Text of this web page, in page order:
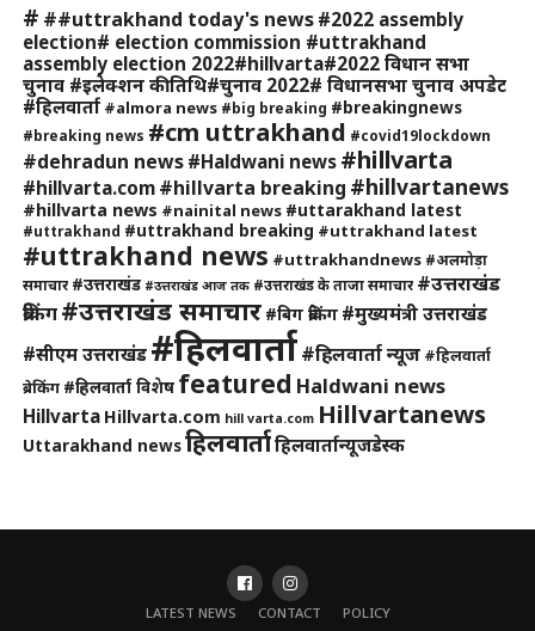
# ##uttrakhand today's news #2022 assembly
election# election commission #uttrakhand
assembly election 2022#hillvarta#2022 विधान सभा
चुनाव #इलेक्शन की तिथि#चुनाव 2022# विधानसभा चुनाव अपडेट
#हिलवार्ता #almora news #big breaking #breakingnews
#breaking news #cm uttrakhand #covid19lockdown
#dehradun news #Haldwani news #hillvarta
#hillvarta.com #hillvarta breaking #hillvartanews
#hillvarta news #nainital news #uttarakhand latest
#uttrakhand #uttrakhand breaking #uttrakhand latest
#uttrakhand news #uttrakhandnews #अलमोड़ा
समाचार #उत्तराखंड #उत्तराखंड आज तक #उत्तराखंड के ताजा समाचार #उत्तराखंड
ब्रेकिंग#उत्तराखंड समाचार #बिग ब्रेकिंग #मुख्यमंत्री उत्तराखंड
#सीएम उत्तराखंड #हिलवार्ता#हिलवार्ता न्यूज #हिलवार्ता
ब्रेकिंग #हिलवार्ता विशेष featured Haldwani news
Hillvarta Hillvarta.com hill varta.com Hillvartanews
Uttarakhand newsहिलवार्ताहिलवार्तान्यूजडेस्क
LATEST NEWS CONTACT POLICY